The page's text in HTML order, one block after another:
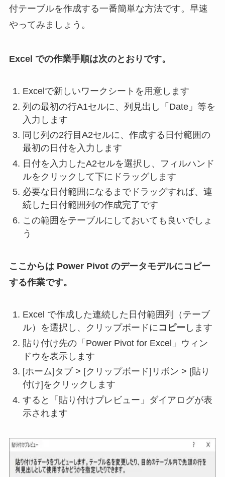
付テーブルを作成する一番簡単な方法です。早速
やってみましょう。
Excel での作業手順は次のとおりです。
Excelで新しいワークシートを用意します
列の最初の行A1セルに、列見出し「Date」等を
入力します
同じ列の2行目A2セルに、作成する日付範囲の
最初の日付を入力します
日付を入力したA2セルを選択し、フィルハンド
ルをクリックして下にドラッグします
必要な日付範囲になるまでドラッグすれば、連
続した日付範囲列の作成完了です
この範囲をテーブルにしておいても良いでしょ
う
ここからは Power Pivot のデータモデルにコピー
する作業です。
Excel で作成した連続した日付範囲列（テーブ
ル）を選択し、クリップボードにコピー します
貼り付け先の「Power Pivot for Excel」ウィン
ドウを表示します
[ホーム]タブ > [クリップボード]リボン > [貼り
付け]をクリックします
すると「貼り付けプレビュー」ダイアログが表
示されます